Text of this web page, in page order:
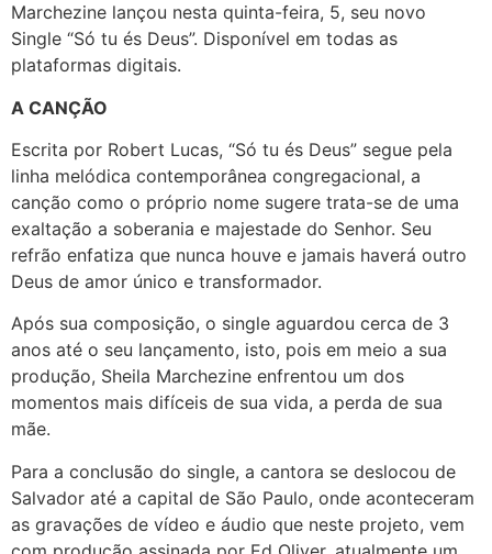
Marchezine lançou nesta quinta-feira, 5, seu novo
Single “Só tu és Deus”. Disponível em todas as
plataformas digitais.
A CANÇÃO
Escrita por Robert Lucas, “Só tu és Deus” segue pela
linha melódica contemporânea congregacional, a
canção como o próprio nome sugere trata-se de uma
exaltação a soberania e majestade do Senhor. Seu
refrão enfatiza que nunca houve e jamais haverá outro
Deus de amor único e transformador.
Após sua composição, o single aguardou cerca de 3
anos até o seu lançamento, isto, pois em meio a sua
produção, Sheila Marchezine enfrentou um dos
momentos mais difíceis de sua vida, a perda de sua
mãe.
Para a conclusão do single, a cantora se deslocou de
Salvador até a capital de São Paulo, onde aconteceram
as gravações de vídeo e áudio que neste projeto, vem